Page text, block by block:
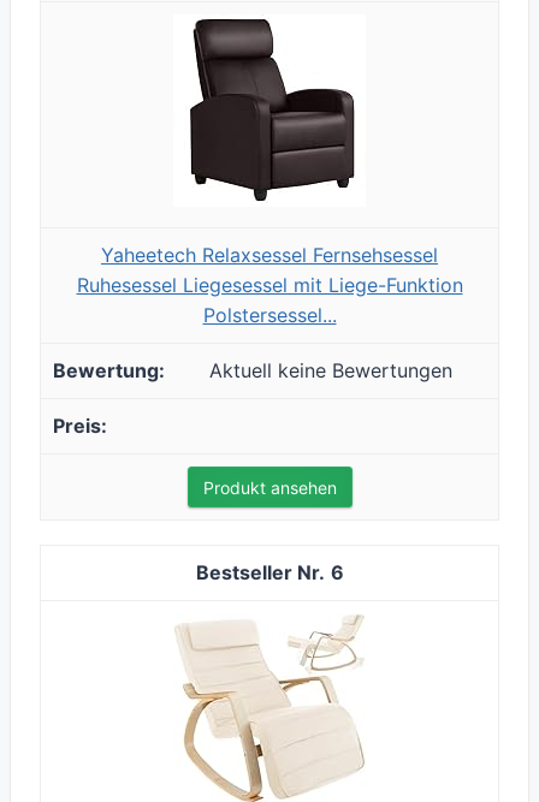
Yaheetech Relaxsessel Fernsehsessel
Ruhesessel Liegesessel mit Liege-Funktion
Polstersessel...
Aktuell keine Bewertungen
Produkt ansehen
6